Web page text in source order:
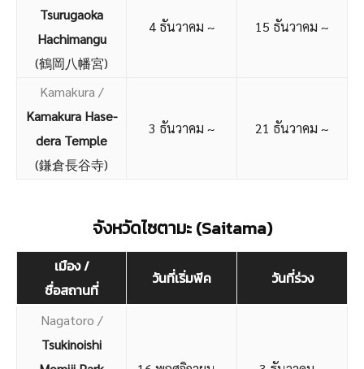
Tsurugaoka
Hachimangu
(鶴岡八幡宮)
4 ธันวาคม ~ 15 ธันวาคม ~
Kamakura /
Kamakura Hase-
dera Temple
(鎌倉長谷寺)
3 ธันวาคม ~ 21 ธันวาคม ~
จังหวัดไซตามะ (Saitama)
เมือง /
ชื่อสถานที่
วันที่เริ่มพีค วันที่ร่วง
Nagatoro /
Tsukinoishi